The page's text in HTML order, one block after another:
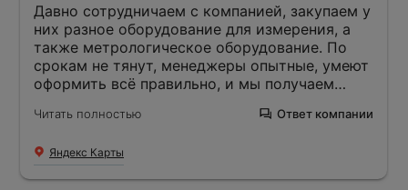
Давно сотрудничаем с компанией, закупаем у
них разное оборудование для измерения, а
также метрологическое оборудование. По
срокам не тянут, менеджеры опытные, умеют
оформить всё правильно, и мы получаем
Читать полностью Ответ компании
Яндекс Карты